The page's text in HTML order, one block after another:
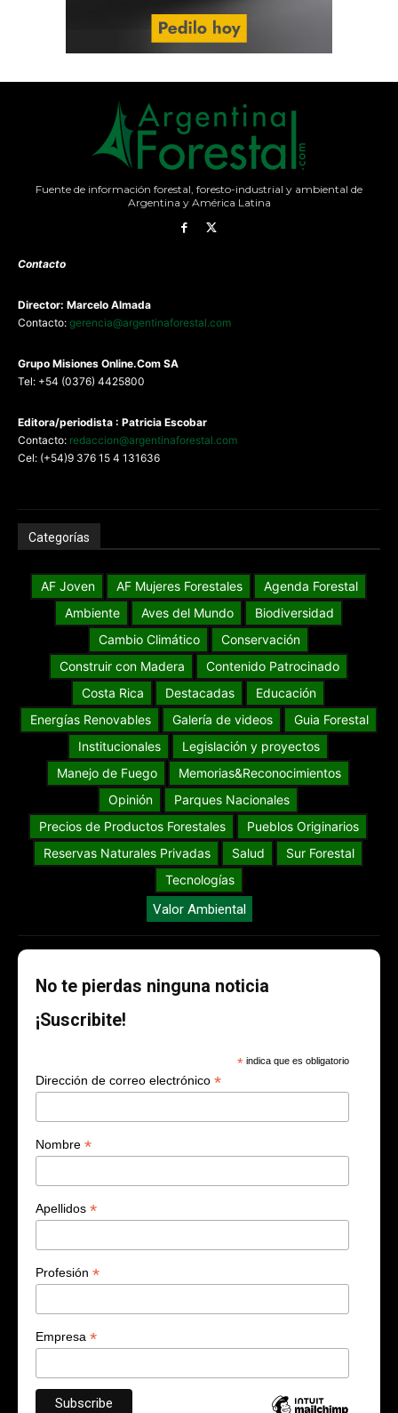
Fuente de información forestal, foresto-industrial y ambiental de
Argentina y América Latina
Contacto
Director: Marcelo Almada
Contacto: gerencia@argentinaforestal.com
Grupo Misiones Online.Com SA
Tel: +54 (0376) 4425800
Editora/periodista : Patricia Escobar
Contacto: redaccion@argentinaforestal.com
Cel: (+54)9 376 15 4 131636
Categorías
AF Joven AF Mujeres Forestales
Agenda Forestal
Ambiente
Aves del Mundo
Biodiversidad
Cambio Climático
Conservación
Construir con Madera
Contenido Patrocinado
Costa Rica
Destacadas
Educación
Energías Renovables
Galería de videos
Guia Forestal
Institucionales
Legislación y proyectos
Manejo de Fuego
Memorias&Reconocimientos
Opinión
Parques Nacionales
Precios de Productos Forestales
Pueblos Originarios
Reservas Naturales Privadas
Salud
Sur Forestal
Tecnologías
Valor Ambiental
No te pierdas ninguna noticia
¡Suscribite!
* indica que es obligatorio
Dirección de correo electrónico *
Nombre *
Apellidos *
Profesión *
Empresa *